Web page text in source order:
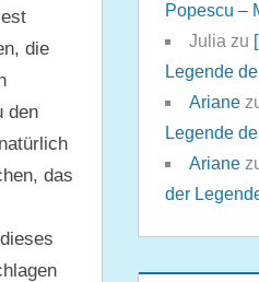
die
den
das
Popescu –
Julia zu
Legende
Ariane
Legende
Ariane
der